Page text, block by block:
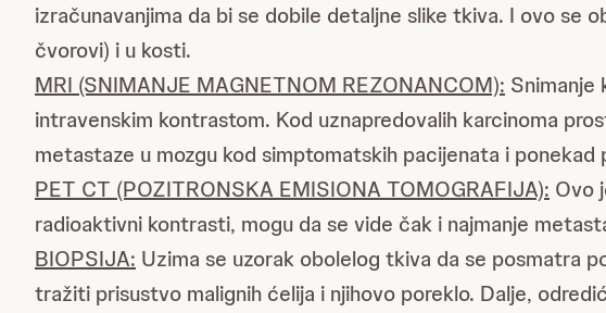
izračunavanjima da bi se dobile detaljne slike tkiva. I ovo se
čvorovi) i u kosti.
MRI (SNIMANJE MAGNETNOM REZONANCOM): Snimanje
intravenskim kontrastom. Kod uznapredovalih karcinoma
metastaze u mozgu kod simptomatskih pacijenata i ponekad
PET CT (POZITRONSKA EMISIONA TOMOGRAFIJA): Ovo
radioaktivni kontrasti, mogu da se vide čak i najmanje
BIOPSIJA: Uzima se uzorak obolelog tkiva da se posmatra
tražiti prisustvo malignih ćelija i njihovo poreklo. Dalje,